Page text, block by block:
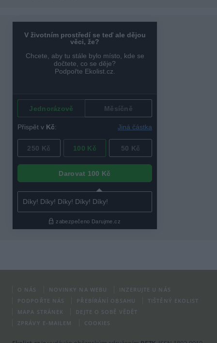
O NÁS NOVINKY NA WEBU
INZERUJTE U NÁS
PODPOŘTE NÁS
PŘEBÍRÁNÍ OBSAHU
TIŠTĚNÝ EKOLIST
MAPA STRÁNEK
DEJTE O SOBĚ VĚDĚT
ZPRÁVY E-MAILEM
COOKIES